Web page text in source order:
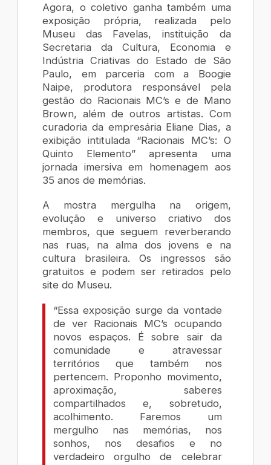
Agora, o coletivo ganha também uma
exposição própria, realizada pelo
Museu das Favelas, instituição da
Secretaria da Cultura, Economia e
Indústria Criativas do Estado de São
Paulo, em parceria com a Boogie
Naipe, produtora responsável pela
gestão do Racionais MC’s e de Mano
Brown, além de outros artistas. Com
curadoria da empresária Eliane Dias, a
exibição intitulada “Racionais MC’s: O
Quinto Elemento” apresenta uma
jornada imersiva em homenagem aos
35 anos de memórias.
A mostra mergulha na origem,
evolução e universo criativo dos
membros, que seguem reverberando
nas ruas, na alma dos jovens e na
cultura brasileira. Os ingressos são
gratuitos e podem ser retirados pelo
site do Museu.
“Essa exposição surge da vontade
de ver Racionais MC’s ocupando
novos espaços. É sobre sair da
comunidade e atravessar
territórios que também nos
pertencem. Proponho movimento,
aproximação, saberes
compartilhados e, sobretudo,
acolhimento. Faremos um
mergulho nas memórias, nos
sonhos, nos desafios e no
verdadeiro orgulho de celebrar